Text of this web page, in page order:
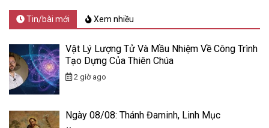
Tin/bài mới Xem nhiều
Vật Lý Lượng Tử Và Mầu Nhiệm Về Công Trình
Tạo Dựng Của Thiên Chúa
2 giờ ago
Ngày 08/08: Thánh Đaminh, Linh Mục